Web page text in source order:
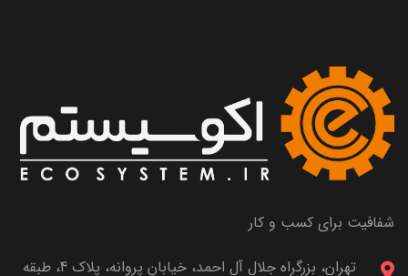
شفافیت برای کسب و کار
تهران، بزرگراه جلال آل احمد، خیابان پروانه، پلاک 4، طبقه